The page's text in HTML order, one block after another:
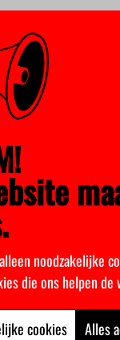
noodzakelijke
die ons helpen
cookies Alles